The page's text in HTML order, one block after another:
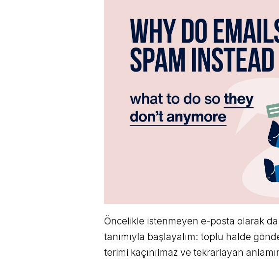
Öncelikle istenmeyen e-posta olarak
tanımıyla başlayalım: toplu halde
terimi kaçınılmaz ve tekrarlayan